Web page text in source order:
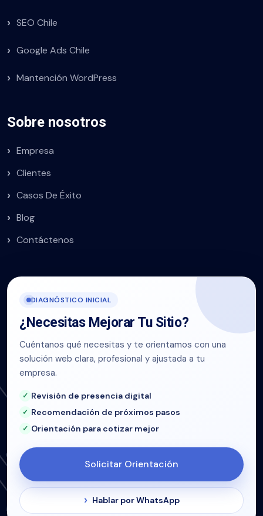
SEO Chile
Google Ads Chile
Mantención WordPress
Sobre nosotros
Empresa
Clientes
Casos De Éxito
Blog
Contáctenos
DIAGNÓSTICO INICIAL
¿Necesitas Mejorar Tu Sitio?
Cuéntanos qué necesitas y te orientamos con una
solución web clara, profesional y ajustada a tu
empresa.
Revisión de presencia digital
Recomendación de próximos pasos
Orientación para cotizar mejor
Solicitar Orientación
Hablar por WhatsApp